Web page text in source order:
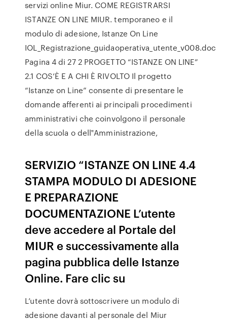
servizi online Miur. COME REGISTRARSI
ISTANZE ON LINE MIUR. temporaneo e il
modulo di adesione, Istanze On Line
IOL_Registrazione_guidaoperativa_utente_v008.doc
Pagina 4 di 27 2 PROGETTO “ISTANZE ON LINE”
2.1 COS’È E A CHI È RIVOLTO Il progetto
“Istanze on Line” consente di presentare le
domande afferenti ai principali procedimenti
amministrativi che coinvolgono il personale
della scuola o dell‟Amministrazione,
SERVIZIO “ISTANZE ON LINE 4.4
STAMPA MODULO DI ADESIONE
E PREPARAZIONE
DOCUMENTAZIONE L’utente
deve accedere al Portale del
MIUR e successivamente alla
pagina pubblica delle Istanze
Online. Fare clic su
L’utente dovrà sottoscrivere un modulo di
adesione davanti al personale del Miur